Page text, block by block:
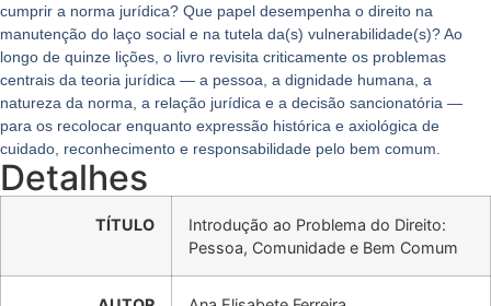
cumprir a norma jurídica? Que papel desempenha o direito na
manutenção do laço social e na tutela da(s) vulnerabilidade(s)? Ao
longo de quinze lições, o livro revisita criticamente os problemas
centrais da teoria jurídica — a pessoa, a dignidade humana, a
natureza da norma, a relação jurídica e a decisão sancionatória —
para os recolocar enquanto expressão histórica e axiológica de
cuidado, reconhecimento e responsabilidade pelo bem comum.
Detalhes
TÍTULO
Introdução ao Problema do Direito:
Pessoa, Comunidade e Bem Comum